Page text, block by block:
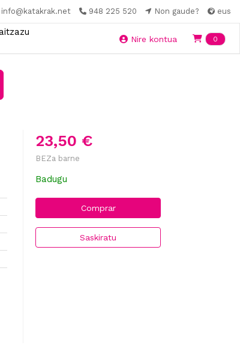
info@katakrak.net 948 225 520 Non gaude? eus
Nire kontua 0
23,50 €
BEZa barne
Badugu
Comprar
Saskiratu